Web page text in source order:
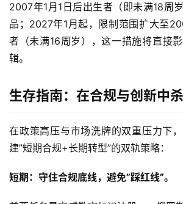
电
子
烟
资
电
烟
百
2007年1月1日后出生者（即未满18周
品；2027年1月起，限制范围扩大至
者（未满16周岁），这一措施将直接
辑。
生存指南：在合规与创新中
在政策高压与市场洗牌的双重压力下
建”短期合规+长期转型”的双轨策略：
短期：守住合规底线，避免”踩红线”。